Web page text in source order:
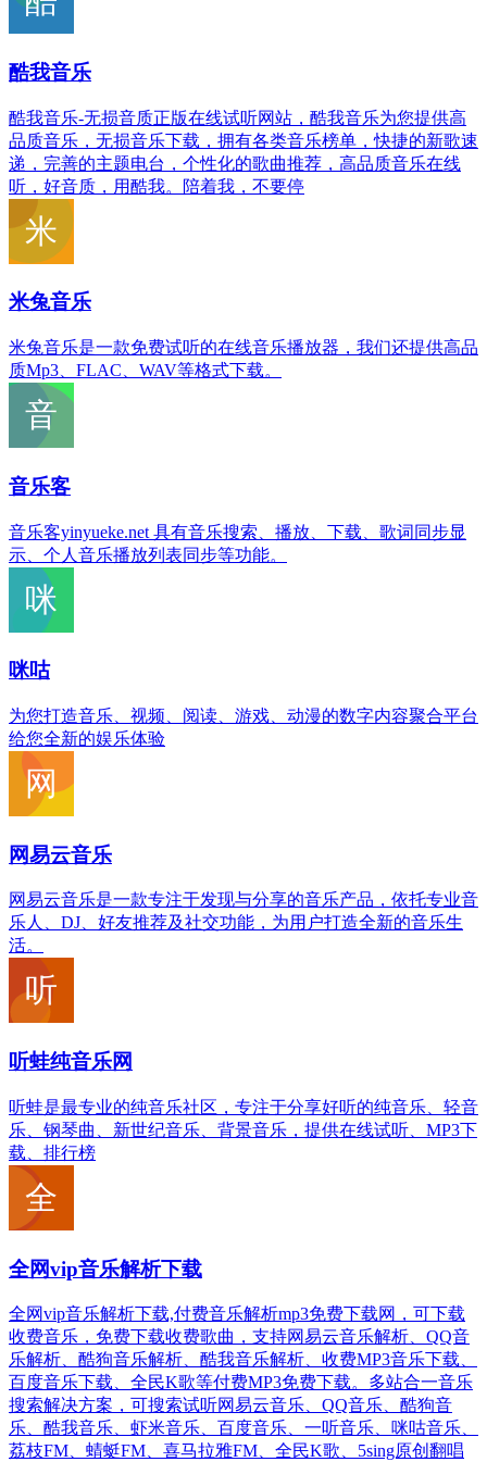
酷我音乐
酷我音乐-无损音质正版在线试听网站，酷我音乐为您提供高
品质音乐，无损音乐下载，拥有各类音乐榜单，快捷的新歌速
递，完善的主题电台，个性化的歌曲推荐，高品质音乐在线
听，好音质，用酷我。陪着我，不要停
米兔音乐
米兔音乐是一款免费试听的在线音乐播放器，我们还提供高品
质Mp3、FLAC、WAV等格式下载。
音乐客
音乐客yinyueke.net 具有音乐搜索、播放、下载、歌词同步显
示、个人音乐播放列表同步等功能。
咪咕
为您打造音乐、视频、阅读、游戏、动漫的数字内容聚合平台
给您全新的娱乐体验
网易云音乐
网易云音乐是一款专注于发现与分享的音乐产品，依托专业音
乐人、DJ、好友推荐及社交功能，为用户打造全新的音乐生
活。
听蛙纯音乐网
听蛙是最专业的纯音乐社区，专注于分享好听的纯音乐、轻音
乐、钢琴曲、新世纪音乐、背景音乐，提供在线试听、MP3下
载、排行榜
全网vip音乐解析下载
全网vip音乐解析下载,付费音乐解析mp3免费下载网，可下载
收费音乐，免费下载收费歌曲，支持网易云音乐解析、QQ音
乐解析、酷狗音乐解析、酷我音乐解析、收费MP3音乐下载、
百度音乐下载、全民K歌等付费MP3免费下载。多站合一音乐
搜索解决方案，可搜索试听网易云音乐、QQ音乐、酷狗音
乐、酷我音乐、虾米音乐、百度音乐、一听音乐、咪咕音乐、
荔枝FM、蜻蜓FM、喜马拉雅FM、全民K歌、5sing原创翻唱